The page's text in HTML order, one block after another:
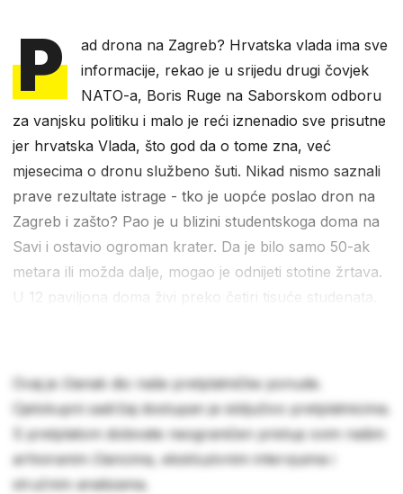
P
ad drona na Zagreb? Hrvatska vlada ima sve
informacije, rekao je u srijedu drugi čovjek
NATO-a, Boris Ruge na Saborskom odboru
za vanjsku politiku i malo je reći iznenadio sve prisutne
jer hrvatska Vlada, što god da o tome zna, već
mjesecima o dronu službeno šuti. Nikad nismo saznali
prave rezultate istrage - tko je uopće poslao dron na
Zagreb i zašto? Pao je u blizini studentskoga doma na
Savi i ostavio ogroman krater. Da je bilo samo 50-ak
metara ili možda dalje, mogao je odnijeti stotine žrtava.
U 12 paviljona doma živi preko četiri tisuće studenata.
Ovaj je članak dio naše pretplatničke ponude.
Cjelokupni sadržaj dostupan je isključivo pretplatnicima.
S pretplatom dobivate neograničen pristup svim našim
arhiviranim člancima, ekskluzivnim intervjuima i
stručnim analizama.